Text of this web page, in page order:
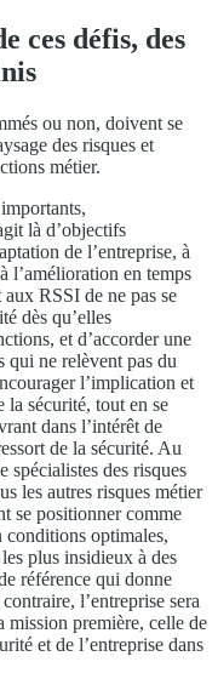
ces défis, des
ou non, doivent se
des risques et
métier.
là d’objectifs
de l’entreprise, à
l’amélioration en temps
RSSI de ne pas se
dès qu’elles
et d’accorder une
qui ne relèvent pas du
l’implication et
la sécurité, tout en se
dans l’intérêt de
de la sécurité. Au
spécialistes des risques
les autres risques métier
se positionner comme
conditions optimales,
plus insidieux à des
référence qui donne
l’entreprise sera
mission première, celle de
et de l’entreprise dans